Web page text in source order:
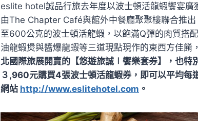
eslite hotel誠品行旅去年度以波士頓活龍蝦饗宴
由The Chapter Café與館外中餐廳聚聚樓聯合推
至600公克的波士頓活龍蝦，以飽滿Q彈的肉質搭
油龍蝦煲與醬爆龍蝦等三道現點現作的東西方佳餚
北國際旅展開賣的【悠遊旅誠∣饗樂套券】，也特
３,960元購買4張波士頓活龍蝦券，即可以平均
網站 http://www.eslitehotel.com 。